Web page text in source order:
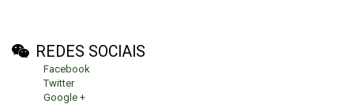
REDES SOCIAIS
Facebook
Twitter
Google +